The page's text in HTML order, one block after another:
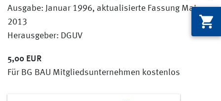
Ausgabe: Januar 1996, aktualisierte Fassung Mai
2013
Herausgeber: DGUV
5,00 EUR
Für BG BAU Mitgliedsunternehmen kostenlos